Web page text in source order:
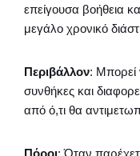
επείγουσα βοήθεια
μεγάλο χρονικό
Περιβάλλον: Μπορεί
συνθήκες και
από ό,τι θα
Πόροι: Όταν